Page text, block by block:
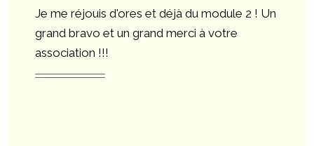
Je me réjouis d'ores et déjà du module 2 ! Un
grand bravo et un grand merci à votre
association !!!